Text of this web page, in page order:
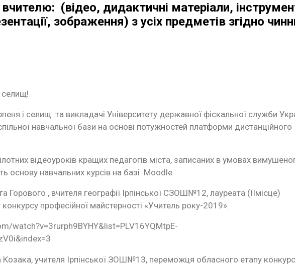
(відео, дидактичні матеріали,
зображення) з усіх предметів згідно
селищ!
і селищ та викладачі Університету державної фіскальної служби
навчальної бази на основі потужностей платформи дистанційного
відеоуроків кращих педагогів міста, записаних в умовах
основу навчальних курсів на базі Moodle
Горового , вчителя географії Ірпінської СЗОШ№12, лауреата (ІІмісце)
конкурсу професійної майстерності «Учитель року-2019».
watch?v=3rurph9BYHY&list=PLV16YQMtpE-
Козака, учителя Ірпінської ЗОШ№13, переможця обласного етапу